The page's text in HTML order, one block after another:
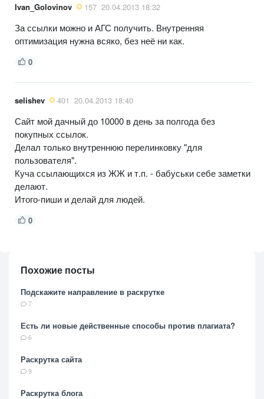
Ivan_Golovinov 157 20.04.2013 18:32
За ссылки можно и АГС получить. Внутренняя
оптимизация нужна всяко, без неё ни как.
0
selishev 401 20.04.2013 18:40
Сайт мой дачный до 10000 в день за полгода без
покупных ссылок.
Делал только внутреннюю перелинковку "для
пользователя".
Куча ссылающихся из ЖЖ и т.п. - бабуськи себе заметки
делают.
Итого-пиши и делай для людей.
0
Похожие посты
Подскажите направление в раскрутке
7
Есть ли новые действенные способы против плагиата?
6
Раскрутка сайта
9
Раскрутка блога